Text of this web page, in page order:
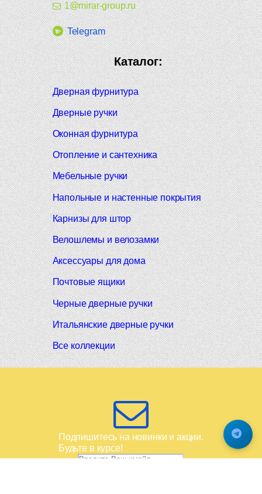
1@mirar-group.ru
Telegram
Каталог:
Дверная фурнитура
Дверные ручки
Оконная фурнитура
Отопление и сантехника
Мебельные ручки
Напольные и настенные покрытия
Карнизы для штор
Велошлемы и велозамки
Аксессуары для дома
Почтовые ящики
Черные дверные ручки
Итальянские дверные ручки
Все коллекции
Подпишитесь на новинки и акции.
Будьте в курсе!